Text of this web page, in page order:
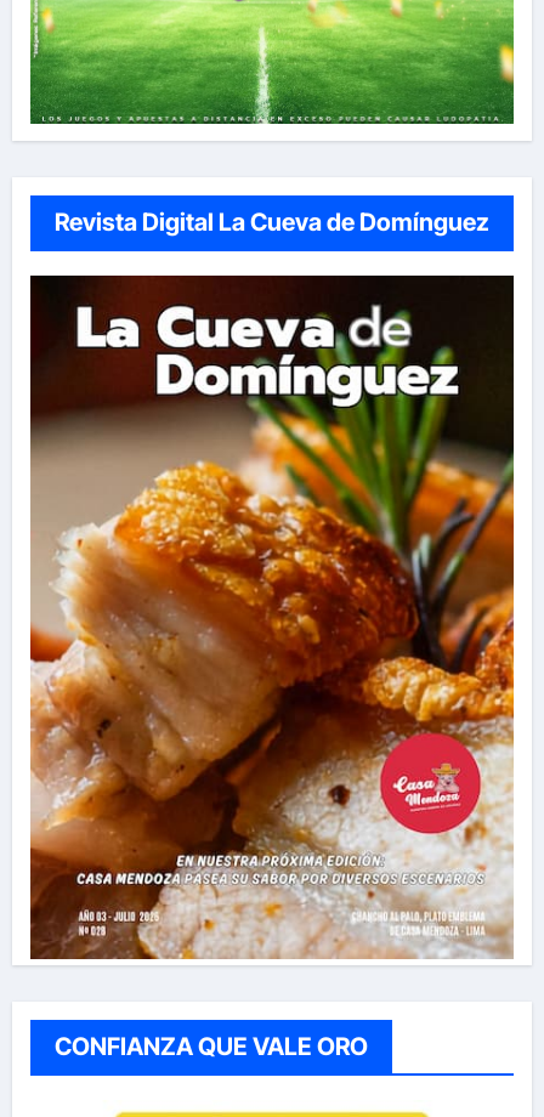
Revista Digital La Cueva de Domínguez
CONFIANZA QUE VALE ORO